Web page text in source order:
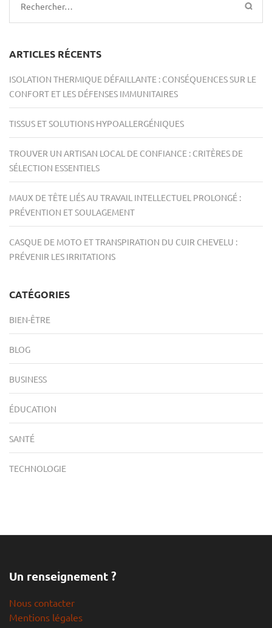
Rechercher :
ARTICLES RÉCENTS
ISOLATION THERMIQUE DÉFAILLANTE : CONSÉQUENCES SUR LE
CONFORT ET LES DÉFENSES IMMUNITAIRES
TISSUS ET SOLUTIONS HYPOALLERGÉNIQUES
TROUVER UN ARTISAN LOCAL DE CONFIANCE : CRITÈRES DE
SÉLECTION ESSENTIELS
MAUX DE TÊTE LIÉS AU TRAVAIL INTELLECTUEL PROLONGÉ :
PRÉVENTION ET SOULAGEMENT
CASQUE DE MOTO ET TRANSPIRATION DU CUIR CHEVELU :
PRÉVENIR LES IRRITATIONS
CATÉGORIES
BIEN-ÊTRE
BLOG
BUSINESS
ÉDUCATION
SANTÉ
TECHNOLOGIE
Un renseignement ?
Nous contacter
Mentions légales